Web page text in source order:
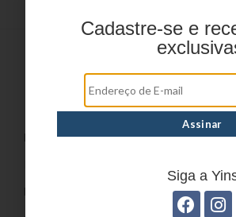
HOME
DÚVIDAS FREQUENTES
Cadastre-se e
Siga a